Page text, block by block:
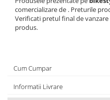
Angrenaje
Ureche cadru
Disc frana
Monobloc
comercializare de . Preturile
Verificati pretul final de
produs.
Cum Cumpar
Informatii Livrare